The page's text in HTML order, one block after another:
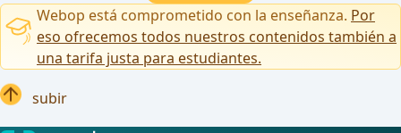
Webop está comprometido con la enseñanza. Por
eso ofrecemos todos nuestros contenidos también a
una tarifa justa para estudiantes.
subir